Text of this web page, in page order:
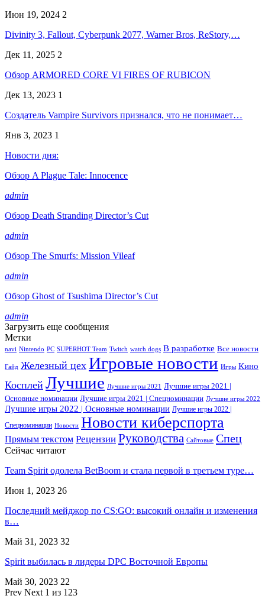
Июн 19, 2024 2
Divinity 3, Fallout, Cyberpunk 2077, Warner Bros, ReStory,…
Дек 11, 2025 2
Обзор ARMORED CORE VI FIRES OF RUBICON
Дек 13, 2023 1
Создатель Vampire Survivors признался, что не понимает…
Янв 3, 2023 1
Новости дня:
Обзор A Plague Tale: Innocence
admin
Обзор Death Stranding Director’s Cut
admin
Обзор The Smurfs: Mission Vileaf
admin
Обзор Ghost of Tsushima Director’s Cut
admin
Загрузить еще сообщения
Метки
navi Nintendo PC SUPERHOT Team Twitch watch dogs В разработке Все новости
Гайд Железный цех Игровые новости Игры Кино
Косплей Лучшие Лучшие игры 2021
Лучшие игры 2021 |
Основные номинации Лучшие игры 2021 | Спецноминации Лучшие игры 2022
Лучшие игры 2022 | Основные номинации Лучшие игры 2022 |
Спецноминации Новости Новости киберспорта
Прямым текстом Рецензии Руководства Сайтовые Спец
Сейчас читают
Team Spirit одолела BetBoom и стала первой в третьем туре…
Июн 1, 2023 26
Последний мейджор по CS:GO: высокий онлайн и изменения
в…
Май 31, 2023 32
Spirit выбилась в лидеры DPC Восточной Европы
Май 30, 2023 22
Prev Next 1 из 123